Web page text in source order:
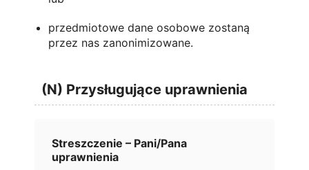
przedmiotowe dane osobowe zostaną
przez nas zanonimizowane.
(N) Przysługujące uprawnienia
Streszczenie – Pani/Pana
uprawnienia